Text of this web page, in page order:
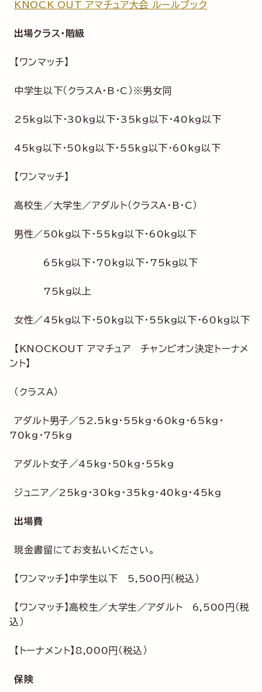
KNOCK OUT アマチュア大会 ルールブック
出場クラス・階級
【ワンマッチ】
中学生以下（クラスA・B・C）※男女同
25kg以下・30kg以下・35kg以下・40kg以下
45kg以下・50kg以下・55kg以下・60kg以下
【ワンマッチ】
高校生／大学生／アダルト（クラスA・B・C）
男性／50kg以下・55kg以下・60kg以下
65kg以下・70kg以下・75kg以下
75kg以上
女性／45kg以下・50kg以下・55kg以下・60kg以下
【KNOCKOUT アマチュア チャンピオン決定トーナメ
ント】
（クラスA）
アダルト男子／52.5kg・55kg・60kg・65kg・
70kg・75kg
アダルト女子／45kg・50kg・55kg
ジュニア／25kg・30kg・35kg・40kg・45kg
出場費
現金書留にてお支払いください。
【ワンマッチ】中学生以下 5,500円（税込）
【ワンマッチ】高校生／大学生／アダルト 6,500円（税
込）
【トーナメント】8,000円（税込）
保険